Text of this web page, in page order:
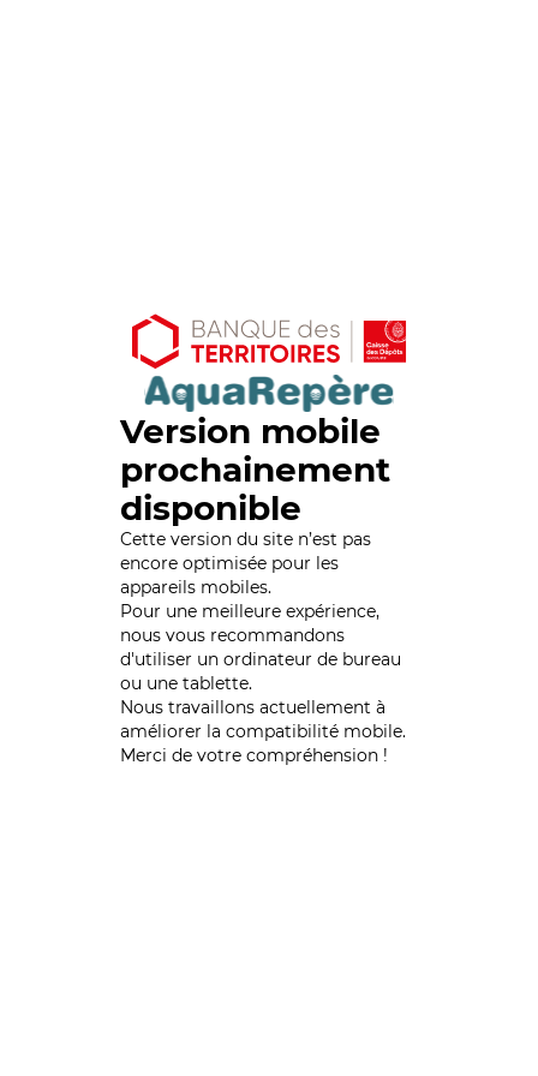
Version mobile
prochainement
disponible
Cette version du site n’est pas
encore optimisée pour les
appareils mobiles.
Pour une meilleure expérience,
nous vous recommandons
d'utiliser un ordinateur de bureau
ou une tablette.
Nous travaillons actuellement à
améliorer la compatibilité mobile.
Merci de votre compréhension !